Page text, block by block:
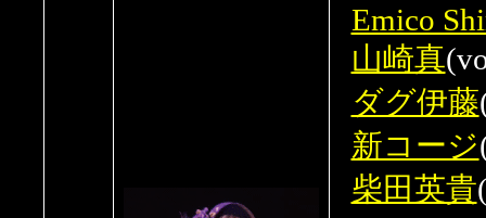
Emico
山崎真
ダグ伊藤
新コージ
柴田英貴